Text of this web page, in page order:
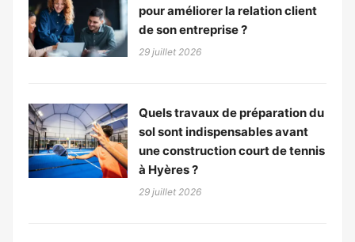
pour améliorer la relation client
de son entreprise ?
29 juillet 2026
Quels travaux de préparation du
sol sont indispensables avant
une construction court de tennis
à Hyères ?
29 juillet 2026